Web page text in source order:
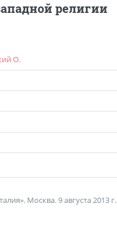
религии
О.
Москва. 9 августа 2013 г.